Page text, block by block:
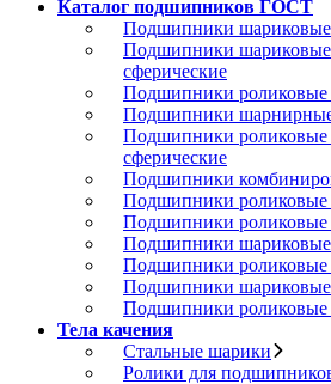
Каталог подшипников ГОСТ
Подшипники шариковые
Подшипники шариковые
сферические
Подшипники роликовые
Подшипники
Подшипники роликовые
сферические
Подшипники
Подшипники роликовые
Подшипники роликовые
Подшипники шариковые
Подшипники роликовые
Подшипники
Подшипники роликовые
Тела качения
Стальные шарики
Ролики для